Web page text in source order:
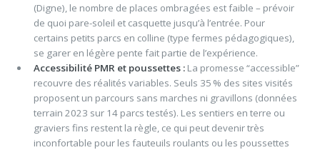
(Digne), le nombre de places ombragées est faible – prévoir
de quoi pare-soleil et casquette jusqu’à l’entrée. Pour
certains petits parcs en colline (type fermes pédagogiques),
se garer en légère pente fait partie de l’expérience.
Accessibilité PMR et poussettes :La promesse “accessible”
recouvre des réalités variables. Seuls 35 % des sites visités
proposent un parcours sans marches ni gravillons (données
terrain 2023 sur 14 parcs testés). Les sentiers en terre ou
graviers fins restent la règle, ce qui peut devenir très
inconfortable pour les fauteuils roulants ou les poussettes